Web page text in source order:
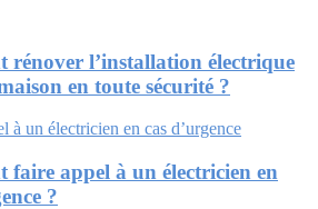
rénover l’installation électrique
en toute sécurité ?
faire appel à un électricien en
?